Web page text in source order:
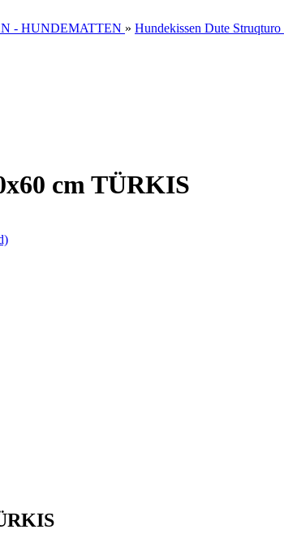
- HUNDEMATTEN » Hundekissen Dute Struqturo
cm TÜRKIS